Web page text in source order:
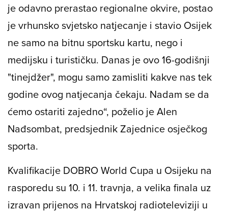
je odavno prerastao regionalne okvire, postao
je vrhunsko svjetsko natjecanje i stavio Osijek
ne samo na bitnu sportsku kartu, nego i
medijsku i turističku. Danas je ovo 16-godišnji
"tinejdžer", mogu samo zamisliti kakve nas tek
godine ovog natjecanja čekaju. Nadam se da
ćemo ostariti zajedno“, poželio je Alen
Nađsombat, predsjednik Zajednice osječkog
sporta.
Kvalifikacije DOBRO World Cupa u Osijeku na
rasporedu su 10. i 11. travnja, a velika finala uz
izravan prijenos na Hrvatskoj radioteleviziji u